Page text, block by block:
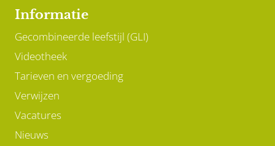
Informatie
Gecombineerde leefstijl (GLI)
Videotheek
Tarieven en vergoeding
Verwijzen
Vacatures
Nieuws